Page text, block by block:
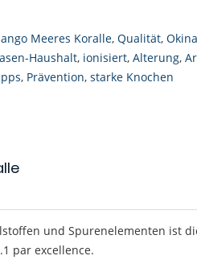
Meeres Koralle, Qualität,
Haushalt, ionisiert, Alterung,
, Prävention, starke Knochen
und Spurenelementen ist
par excellence.